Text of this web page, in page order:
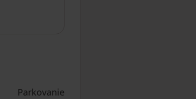
Parkovanie